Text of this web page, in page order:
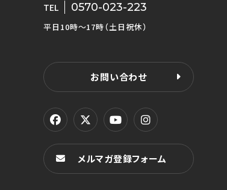
TEL 0570-023-223
平日10時〜17時（土日祝休）
お問い合わせ
メルマガ登録フォーム